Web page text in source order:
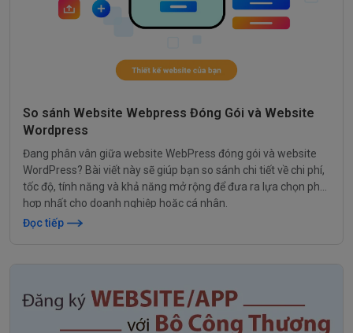
So sánh Website Webpress Đóng Gói và Website
Wordpress
Đang phân vân giữa website WebPress đóng gói và website
WordPress? Bài viết này sẽ giúp bạn so sánh chi tiết về chi phí,
tốc độ, tính năng và khả năng mở rộng để đưa ra lựa chọn phù
hợp nhất cho doanh nghiệp hoặc cá nhân.
Đọc tiếp